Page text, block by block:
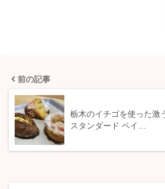
前の記事
栃木のイチゴを使った激
スタンダード ベイ…